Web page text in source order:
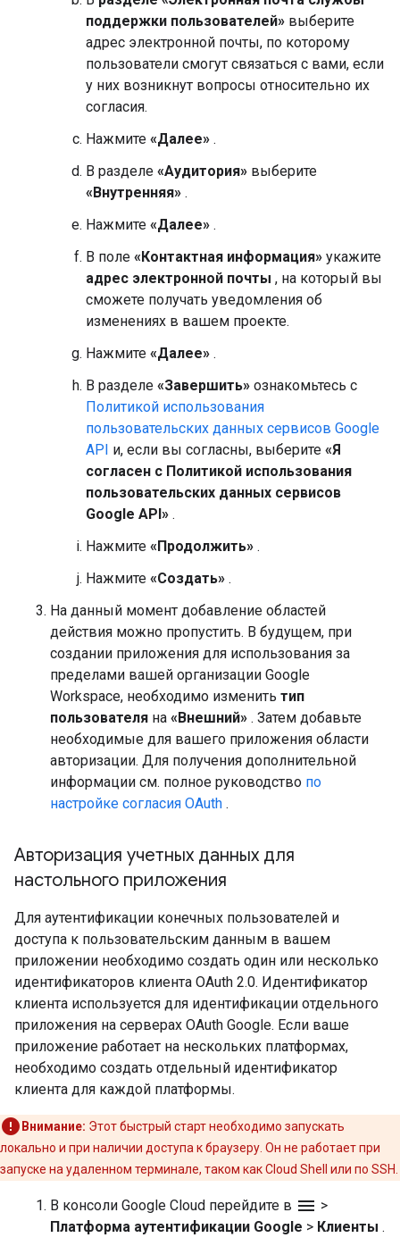
поддержки пользователей» выберите
адрес электронной почты, по которому
пользователи смогут связаться с вами, если
у них возникнут вопросы относительно их
согласия.
Нажмите «Далее» .
В разделе «Аудитория» выберите
«Внутренняя» .
Нажмите «Далее» .
В поле «Контактная информация» укажите
адрес электронной почты , на который вы
сможете получать уведомления об
изменениях в вашем проекте.
Нажмите «Далее» .
В разделе «Завершить» ознакомьтесь с
Политикой использования
пользовательских данных сервисов Google
API и, если вы согласны, выберите «Я
согласен с Политикой использования
пользовательских данных сервисов
Google API» .
Нажмите «Продолжить» .
Нажмите «Создать» .
На данный момент добавление областей
действия можно пропустить. В будущем, при
создании приложения для использования за
пределами вашей организации Google
Workspace, необходимо изменить тип
пользователя на «Внешний» . Затем добавьте
необходимые для вашего приложения области
авторизации. Для получения дополнительной
информации см. полное руководство по
настройке согласия OAuth .
Авторизация учетных данных для
настольного приложения
Для аутентификации конечных пользователей и
доступа к пользовательским данным в вашем
приложении необходимо создать один или несколько
идентификаторов клиента OAuth 2.0. Идентификатор
клиента используется для идентификации отдельного
приложения на серверах OAuth Google. Если ваше
приложение работает на нескольких платформах,
необходимо создать отдельный идентификатор
клиента для каждой платформы.
Внимание: Этот быстрый старт необходимо запускать
локально и при наличии доступа к браузеру. Он не работает при
запуске на удаленном терминале, таком как Cloud Shell или по SSH.
В консоли Google Cloud перейдите в menu >
Платформа аутентификации Google > Клиенты .